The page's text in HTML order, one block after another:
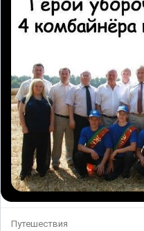
Путешествия